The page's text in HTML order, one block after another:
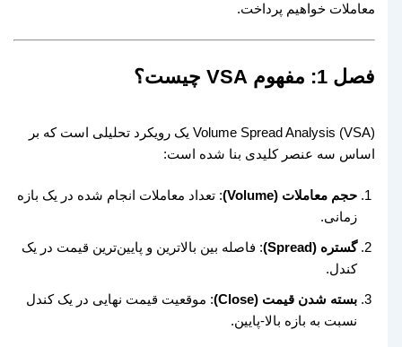
معاملات خواهیم پرداخت.
فصل 1: مفهوم VSA چیست؟
Volume Spread Analysis (VSA) یک رویکرد تحلیلی است که بر
اساس سه عنصر کلیدی بنا شده است:
حجم معاملات (Volume)
: تعداد معاملات انجام شده در یک بازه
زمانی.
گستره (Spread)
: فاصله بین بالاترین و پایین‌ترین قیمت در یک
کندل.
بسته شدن قیمت (Close)
: موقعیت قیمت نهایی در یک کندل
نسبت به بازه بالا-پایین.